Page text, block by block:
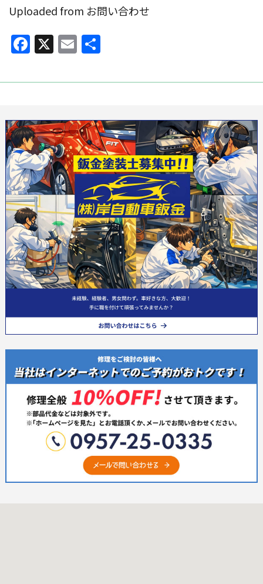
Uploaded from お問い合わせ
Facebook
X Email